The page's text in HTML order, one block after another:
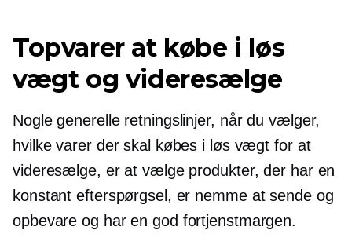
Topvarer at købe i løs
vægt og videresælge
Nogle generelle retningslinjer, når du vælger,
hvilke varer der skal købes i løs vægt for at
videresælge, er at vælge produkter, der har en
konstant efterspørgsel, er nemme at sende og
opbevare og har en god fortjenstmargen.